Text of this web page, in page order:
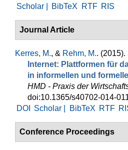
Scholar |
BibTeX RTF RIS
Journal Article
Kerres, M., & Rehm, M.. (2015).
Internet: Plattformen für
in informellen und
HMD - Praxis der
doi:10.1365/s40702-014-
DOI
Scholar | BibTeX RTF
Conference Proceedings